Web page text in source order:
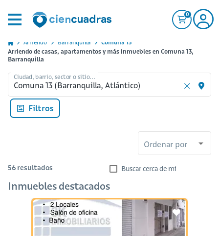
0
Arriendo Barranquilla
Comuna 13
Arriendo de casas, apartamentos y más inmuebles en Comuna 13,
Barranquilla
Ciudad, barrio, sector o sitio...
Filtros
Ordenar por
56 resultados Buscar cerca de mi
Inmuebles destacados